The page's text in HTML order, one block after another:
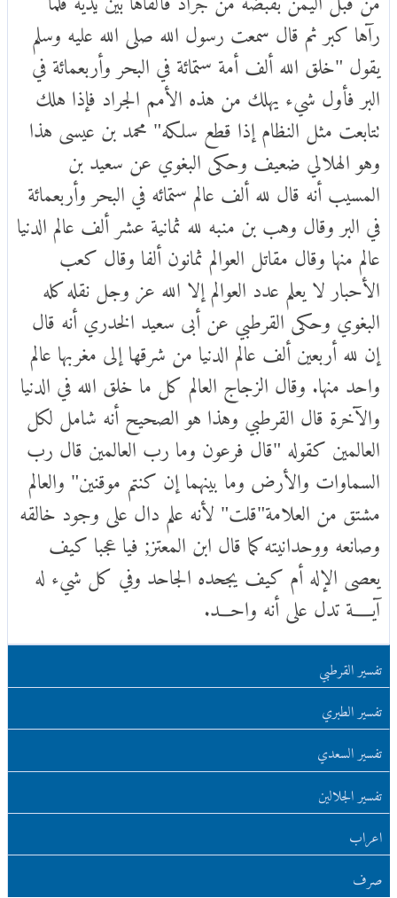
رآها كبر ثم قال سمعت رسول الله صلى الله عليه وسلم
يقول "خلق الله ألف أمة ستمائة في البحر وأربعمائة في
البر فأول شيء يهلك من هذه الأمم الجراد فإذا هلك
تتابعت مثل النظام إذا قطع سلكه" محمد بن عيسى هذا
وهو الهلالي ضعيف وحكى البغوي عن سعيد بن
المسيب أنه قال لله ألف عالم ستمائه في البحر وأربعمائة
في البر وقال وهب بن منبه لله ثمانية عشر ألف عالم الدنيا
عالم منها وقال مقاتل العوالم ثمانون ألفا وقال كعب
الأحبار لا يعلم عدد العوالم إلا الله عز وجل نقله كله
البغوي وحكى القرطبي عن أبى سعيد الخدري أنه قال
إن لله أربعين ألف عالم الدنيا من شرقها إلى مغربها عالم
واحد منها. وقال الزجاج العالم كل ما خلق الله في الدنيا
والآخرة قال القرطبي وهذا هو الصحيح أنه شامل لكل
العالمين كقوله "قال فرعون وما رب العالمين قال رب
السماوات والأرض وما بينهما إن كنتم موقنين" والعالم
مشتق من العلامة"قلت" لأنه علم دال على وجود خالقه
وصانعه ووحدانيته كما قال ابن المعتز; فيا عجبا كيف
يعصى الإله أم كيف يجحده الجاحد وفي كل شيء له
آيـــــة تدل على أنه واحـــد.
تفسير القرطبي
تفسير الطبري
تفسير السعدي
تفسير الجلالين
اعراب
صرف